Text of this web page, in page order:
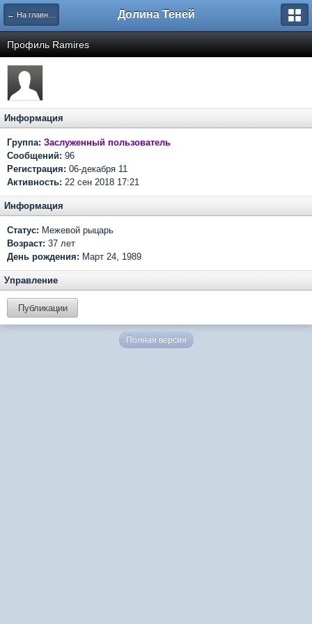
← На главную Долина Теней
Профиль Ramires
Информация
Группа: Заслуженный пользователь
Сообщений: 96
Регистрация: 06-декабря 11
Активность: 22 сен 2018 17:21
Информация
Статус: Межевой рыцарь
Возраст: 37 лет
День рождения: Март 24, 1989
Управление
Публикации
Полная версия